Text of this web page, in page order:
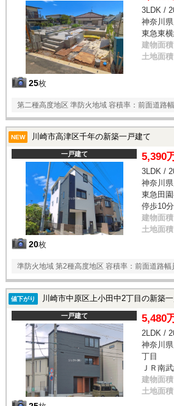
25枚
3LDK /
神奈川
東急東
建物面積
土地面積
第二種高度地区 準防火地域 容積率：前面道路
NEW 川崎市高津区千年の新築一戸建て
一戸建て
20枚
5,390
3LDK /
神奈川
東急田
停歩10分
建物面積
土地面積
準防火地域 第2種高度地区 容積率：前面道路幅
値下がり 川崎市中原区上小田中2丁目の新築
一戸建て 5,480
2LDK /
神奈川
丁目
ＪＲ南
建物面積
土地面積